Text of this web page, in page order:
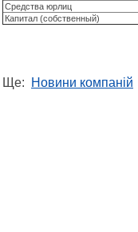
Средства юрлиц
Капитал (собственный)
Ще: Новини компаній